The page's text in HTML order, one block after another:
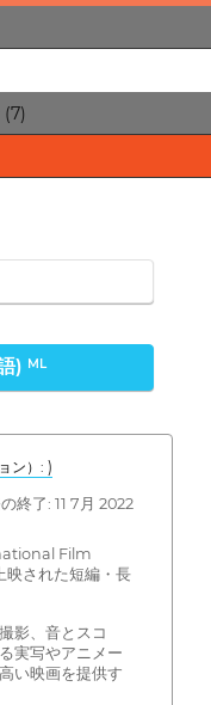
(7)
) ML
ン）: )
終了: 11 7月 2022
Film
映された短編・長
影、音とスコ
実写やアニメー
い映画を提供す